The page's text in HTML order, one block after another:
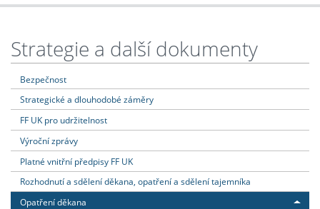
Strategie a další dokumenty
Bezpečnost
Strategické a dlouhodobé záměry
FF UK pro udržitelnost
Výroční zprávy
Platné vnitřní předpisy FF UK
Rozhodnutí a sdělení děkana, opatření a sdělení tajemníka
Opatření děkana